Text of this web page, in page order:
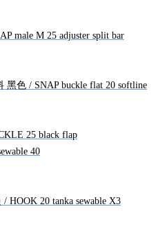
male M 25 adjuster split bar
色 / SNAP buckle flat 20 softline
25 black flap
40
HOOK 20 tanka sewable X3